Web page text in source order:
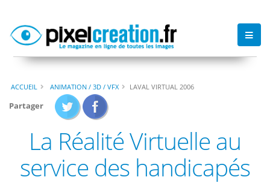
ACCUEIL ANIMATION / 3D / VFX LAVAL VIRTUAL 2006
Partager
La Réalité Virtuelle au
service des handicapés